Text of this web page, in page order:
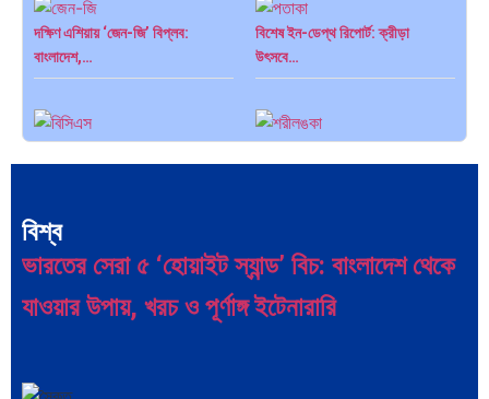
দক্ষিণ এশিয়ায় ‘জেন-জি’ বিপ্লব:
বাংলাদেশ,…
বিশেষ ইন-ডেপ্থ রিপোর্ট: ক্রীড়া
উৎসবে…
জিপিএ-৫-এর বন্যা, প্রকৌশলীদের
ভারত মহাসাগরের অশ্রু: শ্রীলঙ্কার
বিশ্ব
ভারতের সেরা ৫ ‘হোয়াইট স্যান্ড’ বিচ: বাংলাদেশ থেকে
যাওয়ার উপায়, খরচ ও পূর্ণাঙ্গ ইটেনারারি